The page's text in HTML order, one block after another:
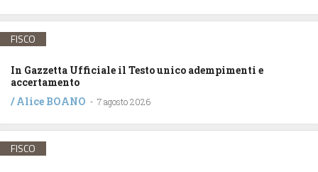
FISCO
In Gazzetta Ufficiale il Testo unico adempimenti e
accertamento
/Alice BOANO - 7 agosto 2026
FISCO